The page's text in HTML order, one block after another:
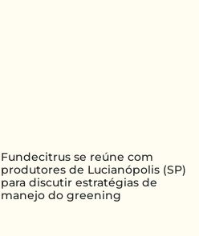
Fundecitrus se reúne com
produtores de Lucianópolis (SP)
para discutir estratégias de
manejo do greening